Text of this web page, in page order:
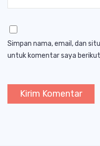
Simpan nama, email, dan
untuk komentar saya